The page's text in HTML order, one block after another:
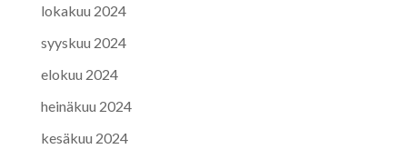
lokakuu 2024
syyskuu 2024
elokuu 2024
heinäkuu 2024
kesäkuu 2024